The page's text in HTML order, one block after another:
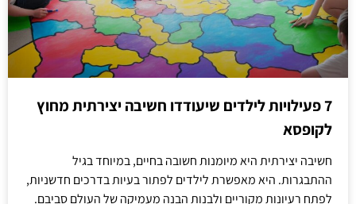
7 פעילויות לילדים שיעודדו חשיבה יצירתית מחוץ
לקופסא
חשיבה יצירתית היא מיומנות חשובה בחיים, במיוחד בגיל
ההתבגרות. היא מאפשרת לילדים לפתור בעיות בדרכים חדשניות,
לפתח רעיונות מקוריים ולבנות הבנה מעמיקה של העולם סביבם.